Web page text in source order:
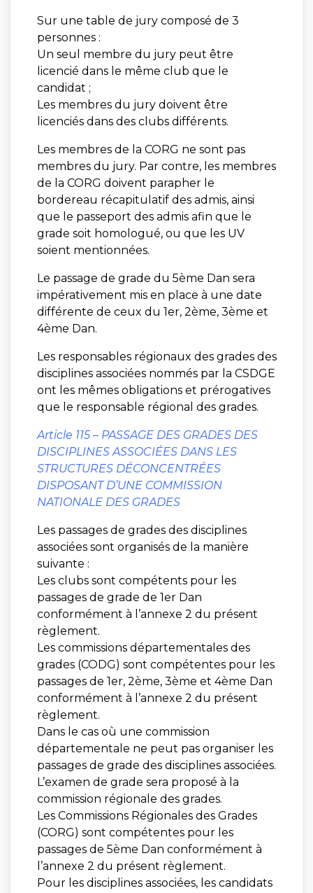
Sur une table de jury composé de 3
personnes :
Un seul membre du jury peut être
licencié dans le même club que le
candidat ;
Les membres du jury doivent être
licenciés dans des clubs différents.
Les membres de la CORG ne sont pas
membres du jury. Par contre, les membres
de la CORG doivent parapher le
bordereau récapitulatif des admis, ainsi
que le passeport des admis afin que le
grade soit homologué, ou que les UV
soient mentionnées.
Le passage de grade du 5ème Dan sera
impérativement mis en place à une date
différente de ceux du 1er, 2ème, 3ème et
4ème Dan.
Les responsables régionaux des grades des
disciplines associées nommés par la CSDGE
ont les mêmes obligations et prérogatives
que le responsable régional des grades.
Article 115 – PASSAGE DES GRADES DES
DISCIPLINES ASSOCIÉES DANS LES
STRUCTURESDÉCONCENTRÉES
DISPOSANT D’UNE COMMISSION
NATIONALE DES GRADES
Les passages de grades des disciplines
associées sont organisés de la manière
suivante :
Les clubs sont compétents pour les
passages de grade de 1er Dan
conformément à l’annexe 2 du présent
règlement.
Les commissions départementales des
grades (CODG) sont compétentes pour les
passages de 1er, 2ème, 3ème et 4ème Dan
conformément à l’annexe 2 du présent
règlement.
Dans le cas où une commission
départementale ne peut pas organiser les
passages de grade des disciplines associées.
L’examen de grade sera proposé à la
commission régionale des grades.
Les Commissions Régionales des Grades
(CORG) sont compétentes pour les
passages de 5ème Dan conformément à
l’annexe 2 du présent règlement.
Pour les disciplines associées, les candidats